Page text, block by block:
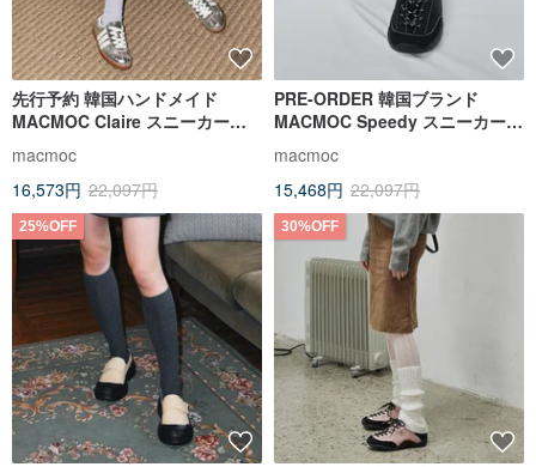
先行予約 韓国ハンドメイド
MACMOC Claire スニーカー
macmoc
16,573円 22,097円
PRE-ORDER 韓国ブランド
MACMOC Speedy スニーカー
macmoc
15,468円 22,097円
25%OFF 30%OFF